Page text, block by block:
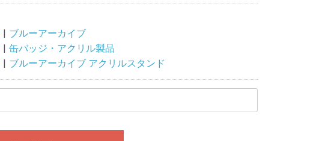
ブルーアーカイブ
缶バッジ・アクリル製品
ブルーアーカイブ アクリルスタンド